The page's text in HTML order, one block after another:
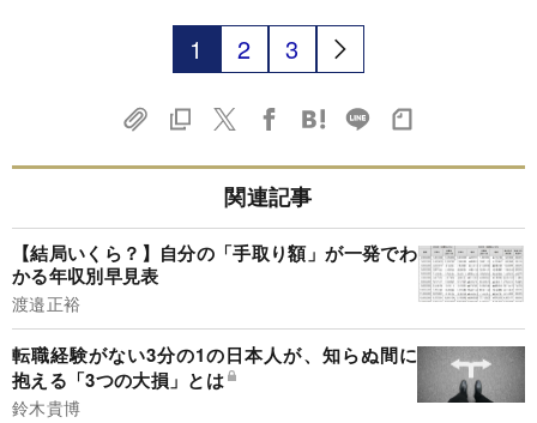
1 2 3
関連記事
【結局いくら？】自分の「手取り額」が一発でわ
かる年収別早見表
渡邉正裕
転職経験がない3分の1の日本人が、知らぬ間に
抱える「3つの大損」とは
鈴木貴博